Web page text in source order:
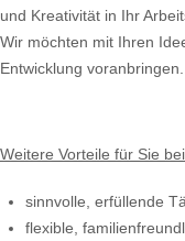
und Kreativität in Ihr
Wir möchten mit Ihren
Entwicklung voranbringen.
Weitere Vorteile für Sie
sinnvolle, erfüllende
flexible,